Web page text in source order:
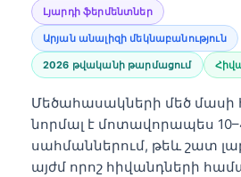
Լյարդի ֆերմենտներ
Արյան անալիզի մեկնաբանություն
2026 թվականի թարմացում
Մեծահասակների մեծ մասի
նորմալ է մոտավորապես
սահմաններում, թեև շատ
այժմ որոշ հիվանդների